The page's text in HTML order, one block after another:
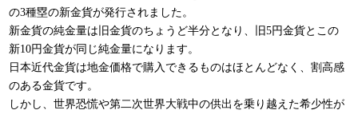
の3種塁の新金貨が発行されました。
新金貨の純金量は旧金貨のちょうど半分となり、旧5円金貨とこの
新10円金貨が同じ純金量になります。
日本近代金貨は地金価格で購入できるものはほとんどなく、割高感
のある金貨です。
しかし、世界恐慌や第二次世界大戦中の供出を乗り越えた希少性が